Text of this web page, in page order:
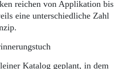
reichen von Applikation bis
eine unterschiedliche Zahl
Katalog geplant, in dem